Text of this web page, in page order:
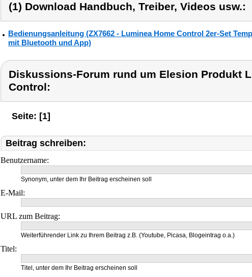
(1) Download Handbuch, Treiber, Videos usw.:
Bedienungsanleitung (ZX7662 - Luminea Home Control 2er-Set
mit Bluetooth und App)
Diskussions-Forum rund um Elesion Produkt
Control:
Seite: [1]
Beitrag schreiben:
Benutzername:
Synonym, unter dem Ihr Beitrag erscheinen soll
E-Mail:
URL zum Beitrag:
Weiterführender Link zu Ihrem Beitrag z.B. (Youtube, Picasa, Blogeintrag o.a.)
Titel:
Titel, unter dem Ihr Beitrag erscheinen soll